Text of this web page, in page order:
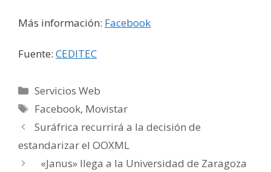
Más información: Facebook
Fuente: CEDITEC
Categorías
Servicios Web
Etiquetas
Facebook, Movistar
Suráfrica recurrirá a la decisión de
estandarizar el OOXML
«Janus» llega a la Universidad de Zaragoza